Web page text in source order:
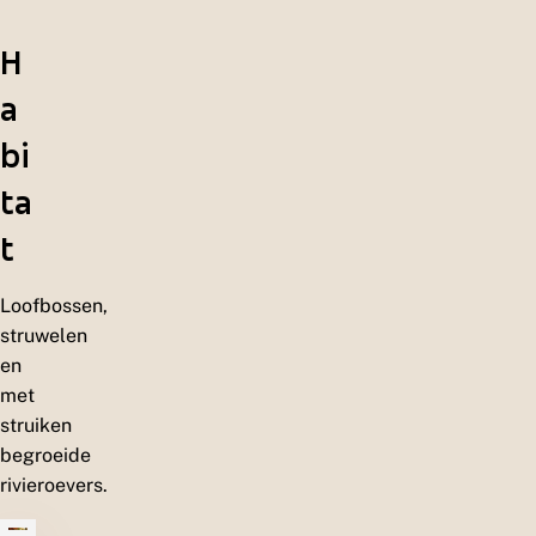
H
a
bi
ta
t
Loofbossen,
struwelen
en
met
struiken
begroeide
rivieroevers.